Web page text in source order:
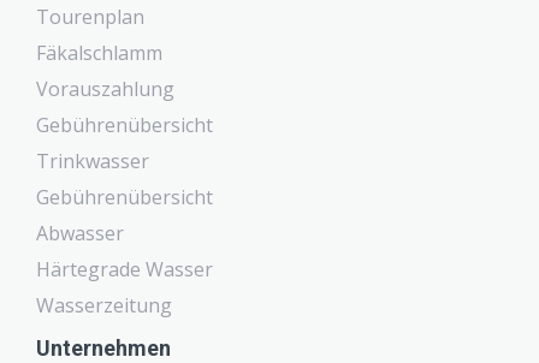
Tourenplan
Fäkalschlamm
Vorauszahlung
Gebührenübersicht
Trinkwasser
Gebührenübersicht
Abwasser
Härtegrade Wasser
Wasserzeitung
Unternehmen